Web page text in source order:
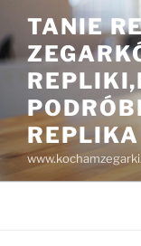
do
treści
TANIE